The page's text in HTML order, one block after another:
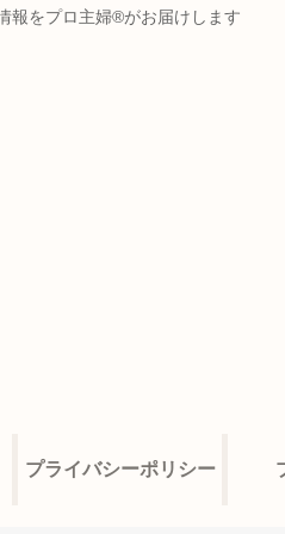
報をプロ主婦®がお届けします
プライバシーポリシー